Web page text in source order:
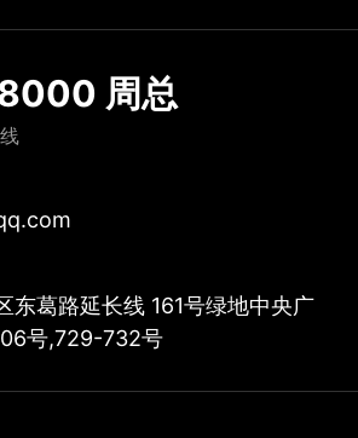
周总
东葛路延长线 161号绿地中央广
号,729-732号